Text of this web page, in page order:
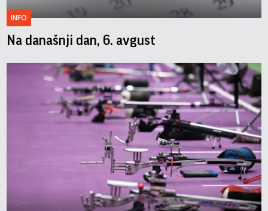
INFO
Na današnji dan, 6. avgust